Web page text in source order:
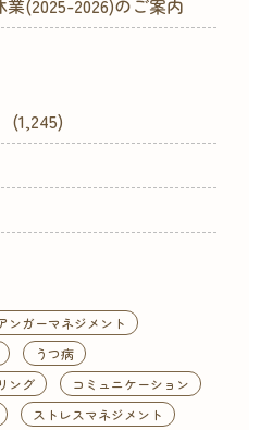
(1,245)
ンガーマネジメント
うつ病
ング
コミュニケーション
ストレスマネジメント